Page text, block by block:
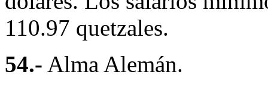
110.97 quetzales.
54.- Alma Alemán.